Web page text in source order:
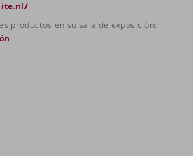
productos en su sala de exposición: